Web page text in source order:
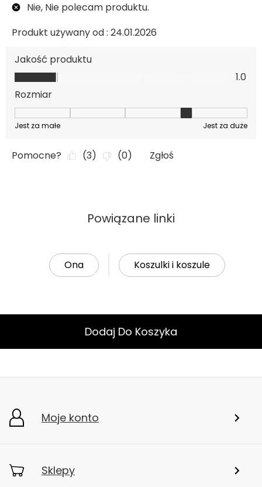
Powiązane linki
Ona Koszulki i koszule
Dodaj Do Koszyka
Moje konto
Sklepy